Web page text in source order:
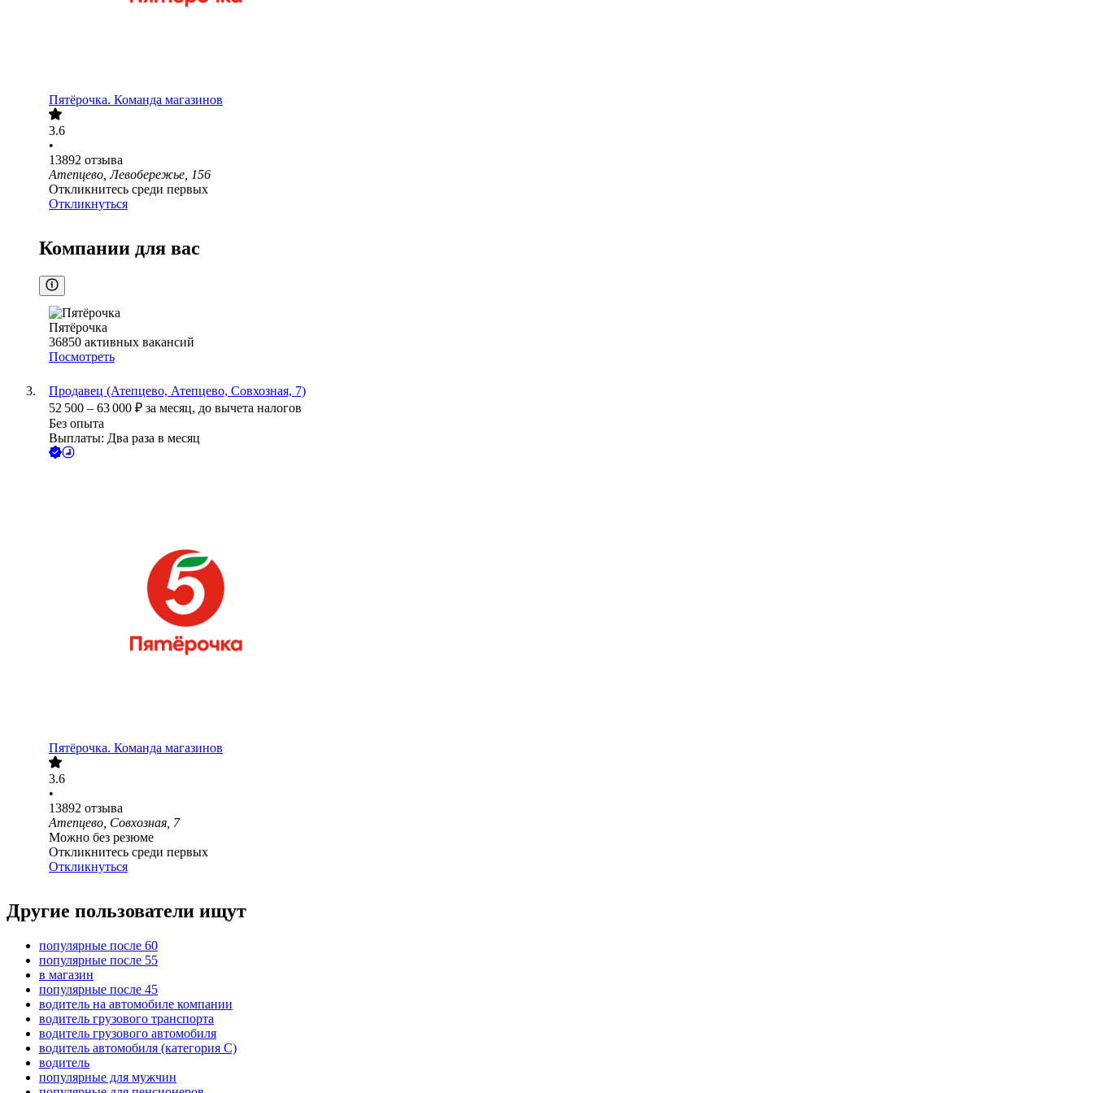
Пятёрочка. Команда магазинов
3.6
•
13892 отзыва
Атепцево, Левобережье, 156
Откликнитесь среди первых
Откликнуться
Компании для вас
Пятёрочка
36850 активных вакансий
Посмотреть
Продавец (Атепцево, Атепцево, Совхозная, 7)
52 500 – 63 000 ₽ за месяц, до вычета налогов
Без опыта
Выплаты: Два раза в месяц
Пятёрочка. Команда магазинов
3.6
•
13892 отзыва
Атепцево, Совхозная, 7
Можно без резюме
Откликнитесь среди первых
Откликнуться
Другие пользователи ищут
популярные после 60
популярные после 55
в магазин
популярные после 45
водитель на автомобиле компании
водитель грузового транспорта
водитель грузового автомобиля
водитель автомобиля (категория C)
водитель
популярные для мужчин